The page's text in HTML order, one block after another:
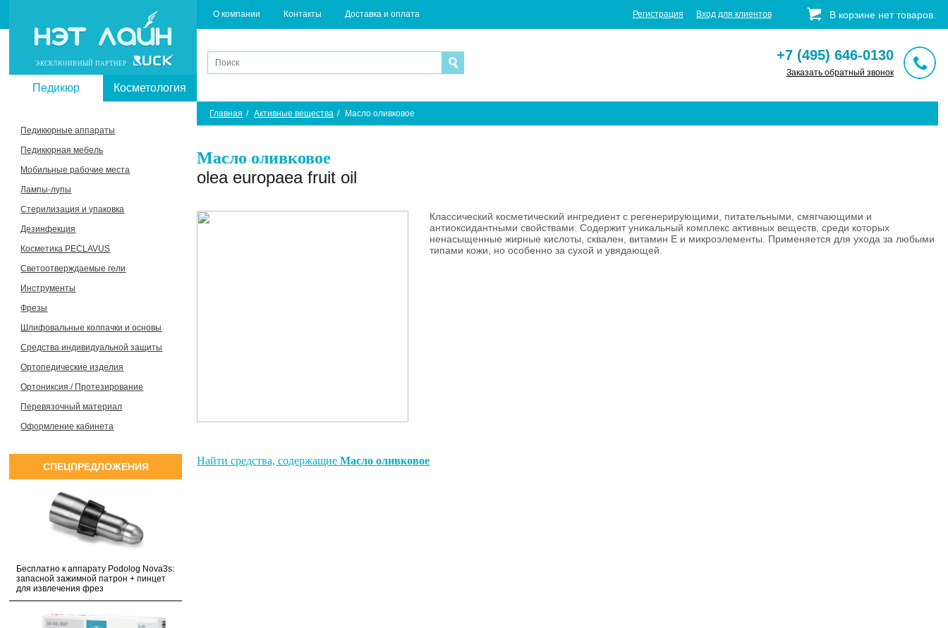
ЭКСКЛЮЗИВНЫЙ ПАРТНЕР
В корзине нет товаров.
Регистрация Вход для клиентов
О компании Контакты Доставка и оплата
Педикюр Косметология
Педикюрные аппараты
Педикюрная мебель
Мобильные рабочие места
Лампы-лупы
Стерилизация и упаковка
Дезинфекция
Косметика PECLAVUS
Светоотверждаемые гели
Инструменты
Фрезы
Шлифовальные колпачки и основы
Средства индивидуальной защиты
Ортопедические изделия
Ортониксия / Протезирование
Перевязочный материал
Оформление кабинета
СПЕЦПРЕДЛОЖЕНИЯ
Бесплатно к аппарату Podolog Nova3s:
запасной зажимной патрон + пинцет
для извлечения фрез
+7 (495) 646-0130
Заказать обратный звонок
Главная / Активные вещества / Масло оливковое
Масло оливковое
olea europaea fruit oil
Классический косметический ингредиент с регенерирующими, питательными, смягчающими и
антиоксидантными свойствами. Содержит уникальный комплекс активных веществ, среди которых
ненасыщенные жирные кислоты, сквален, витамин Е и микроэлементы. Применяется для ухода за любыми
типами кожи, но особенно за сухой и увядающей.
Найти средства, содержащиеМасло оливковое